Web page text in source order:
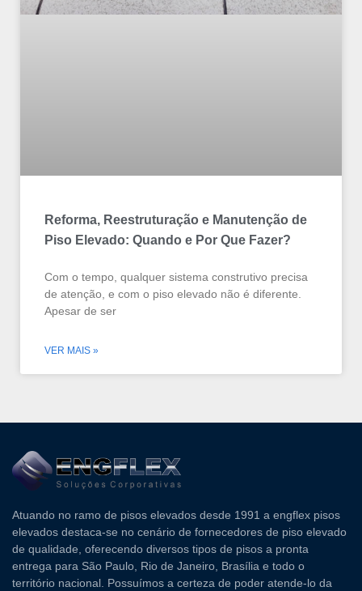
Reforma, Reestruturação e Manutenção de
Piso Elevado: Quando e Por Que Fazer?
Com o tempo, qualquer sistema construtivo precisa
de atenção, e com o piso elevado não é diferente.
Apesar de ser
VER MAIS »
Atuando no ramo de pisos elevados desde 1991 a engflex pisos
elevados destaca-se no cenário de fornecedores de piso elevado
de qualidade, oferecendo diversos tipos de pisos a pronta
entrega para São Paulo, Rio de Janeiro, Brasília e todo o
território nacional. Possuímos a certeza de poder atende-lo da